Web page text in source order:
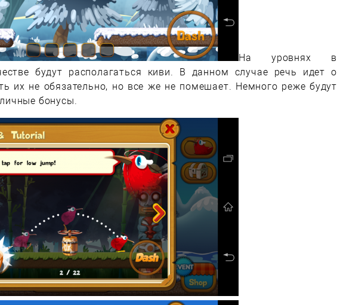
На уровнях в
будут располагаться киви. В данном случае речь идет о
их не обязательно, но все же не помешает. Немного реже будут
бонусы.